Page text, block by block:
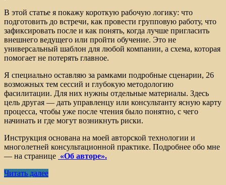
В этой статье я покажу короткую рабочую логику: что
подготовить до встречи, как провести групповую работу, что
зафиксировать после и как понять, когда лучше пригласить
внешнего ведущего или пройти обучение. Это не
универсальный шаблон для любой компании, а схема, которая
помогает не потерять главное.
Я специально оставляю за рамками подробные сценарии, 26
возможных тем сессий и глубокую методологию
фасилитации. Для них нужны отдельные материалы. Здесь
цель другая — дать управленцу или консультанту ясную карту
процесса, чтобы уже после чтения было понятно, с чего
начинать и где могут возникнуть риски.
Инструкция основана на моей авторской технологии и
многолетней консультационной практике. Подробнее обо мне
— на странице «Об авторе».
Читать далее